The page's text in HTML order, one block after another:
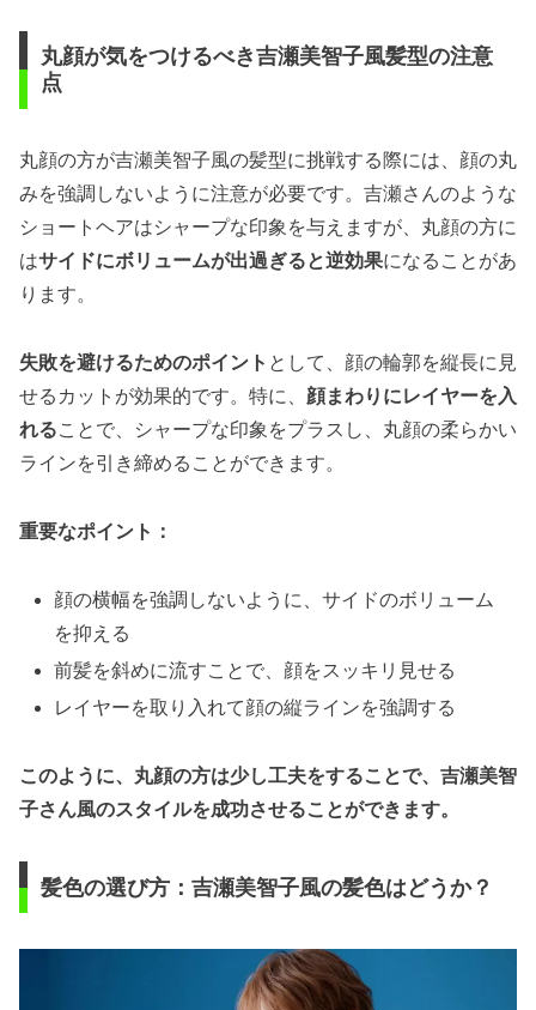
丸顔が気をつけるべき吉瀬美智子風髪型の注意
点
丸顔の方が吉瀬美智子風の髪型に挑戦する際には、顔の丸
みを強調しないように注意が必要です。吉瀬さんのような
ショートヘアはシャープな印象を与えますが、丸顔の方に
はサイドにボリュームが出過ぎると逆効果になることがあ
ります。
失敗を避けるためのポイント として、顔の輪郭を縦長に見
せるカットが効果的です。特に、 顔まわりにレイヤーを入
れることで、シャープな印象をプラスし、丸顔の柔らかい
ラインを引き締めることができます。
重要なポイント：
顔の横幅を強調しないように、サイドのボリューム
を抑える
前髪を斜めに流すことで、顔をスッキリ見せる
レイヤーを取り入れて顔の縦ラインを強調する
このように、丸顔の方は少し工夫をすることで、吉瀬美智
子さん風のスタイルを成功させることができます。
髪色の選び方：吉瀬美智子風の髪色はどうか？